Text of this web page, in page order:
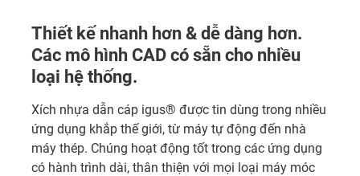
Thiết kế nhanh hơn & dễ dàng hơn.
Các mô hình CAD có sẵn cho nhiều
loại hệ thống.
Xích nhựa dẫn cáp igus® được tin dùng trong nhiều
ứng dụng khắp thế giới, từ máy tự động đến nhà
máy thép. Chúng hoạt động tốt trong các ứng dụng
có hành trình dài, thân thiện với mọi loại máy móc